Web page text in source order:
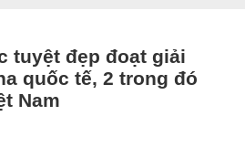
tuyệt đẹp đoạt giải
quốc tế, 2 trong đó
Nam